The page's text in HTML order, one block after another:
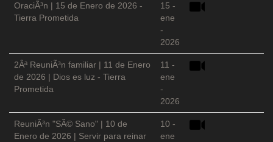
OraciÃ³n | 15 de Enero de 2026 -
Tierra Prometida
15 -
ene
-
2026
2Âª ReuniÃ³n familiar | 11 de Enero
de 2026 | Dios es luz - Tierra
Prometida
11 -
ene
-
2026
ReuniÃ³n "SÃ© Sano" | 10 de
Enero de 2026 | Servir para reinar
10 -
ene